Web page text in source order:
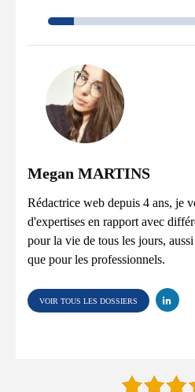
Megan MARTINS
Rédactrice web depuis 4 ans, je
d'expertises en rapport avec
pour la vie de tous les jours,
que pour les professionnels.
VOIR TOUS LES DOSSIERS